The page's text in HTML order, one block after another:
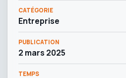
CATÉGORIE
Entreprise
PUBLICATION
2 mars 2025
TEMPS